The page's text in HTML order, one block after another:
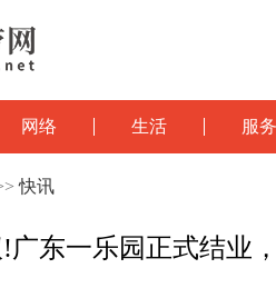
网络 生活 服务
快讯
广东一乐园正式结业